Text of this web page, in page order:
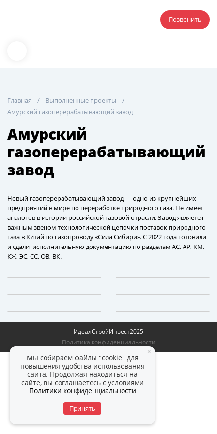
Позвонить
Главная
Выполненные проекты
Амурский газоперерабатывающий завод
Амурский
газоперерабатывающий
завод
Новый газоперерабатывающий завод — одно из крупнейших
предприятий в мире по переработке природного газа. Не имеет
аналогов в истории российской газовой отрасли. Завод является
важным звеном технологической цепочки поставок природного
газа в Китай по газопроводу «Сила Сибири». С 2022 года готовили
и сдали исполнительную документацию по разделам АС, АР, КМ,
КЖ, ЭС, СС, ОВ, ВК.
ИдеалСтройИнвест2025
Политика конфиденциальности
×
Мы собираем файлы "cookie" для
повышения удобства использования
сайта. Продолжая находиться на
сайте, вы соглашаетесь с условиями
Политики конфиденциальности
Принять